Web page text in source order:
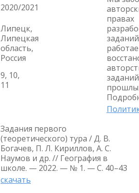
2020/2021
Липецк,
Липецкая
область,
Россия
9, 10,
11
правах
заданий
Задания первого
(теоретического) тура / Д. В.
Богачев, П. Л. Кириллов, А. С.
Наумов и др. // География в
школе. — 2022. — № 1. — С. 40–43
скачать